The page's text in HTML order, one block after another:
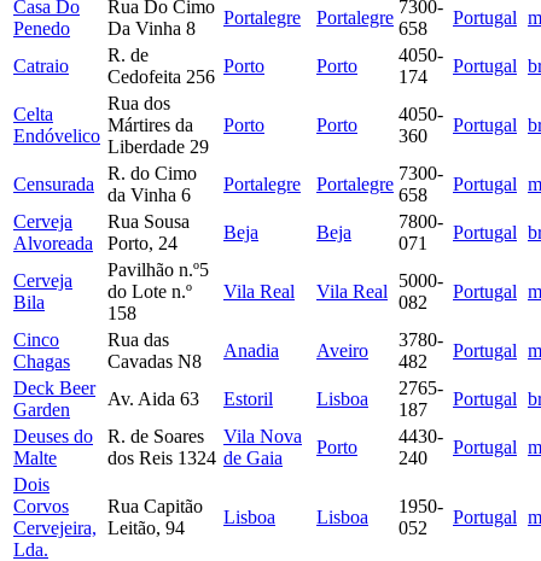
Casa Do
Penedo
Rua Do Cimo
Da Vinha 8
Portalegre Portalegre
7300-
658
Portugal
Catraio
R. de
Cedofeita 256
Porto Porto
4050-
174
Portugal
Celta
Endóvelico
Rua dos
Mártires da
Liberdade 29
Porto Porto
4050-
360
Portugal
Censurada
R. do Cimo
da Vinha 6
Portalegre Portalegre
7300-
658
Portugal
Cerveja
Alvoreada
Rua Sousa
Porto, 24
Beja Beja
7800-
071
Portugal
Cerveja
Bila
Pavilhão n.º5
do Lote n.º
158
Vila Real Vila Real
5000-
082
Portugal
Cinco
Chagas
Rua das
Cavadas N8
Anadia Aveiro
3780-
482
Portugal
Deck Beer
Garden
Av. Aida 63 Estoril Lisboa
2765-
187
Portugal
Deuses do
Malte
R. de Soares
dos Reis 1324
Vila Nova
de Gaia
Porto
4430-
240
Portugal
Dois
Corvos
Cervejeira,
Lda.
Rua Capitão
Leitão, 94
Lisboa Lisboa
1950-
052
Portugal